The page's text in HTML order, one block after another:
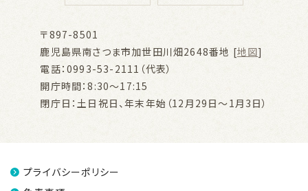
〒897-8501
鹿児島県南さつま市加世田川畑2648番地 [地図]
電話：0993-53-2111（代表）
開庁時間：8:30～17:15
閉庁日：土日祝日、年末年始（12月29日～1月3日）
プライバシーポリシー